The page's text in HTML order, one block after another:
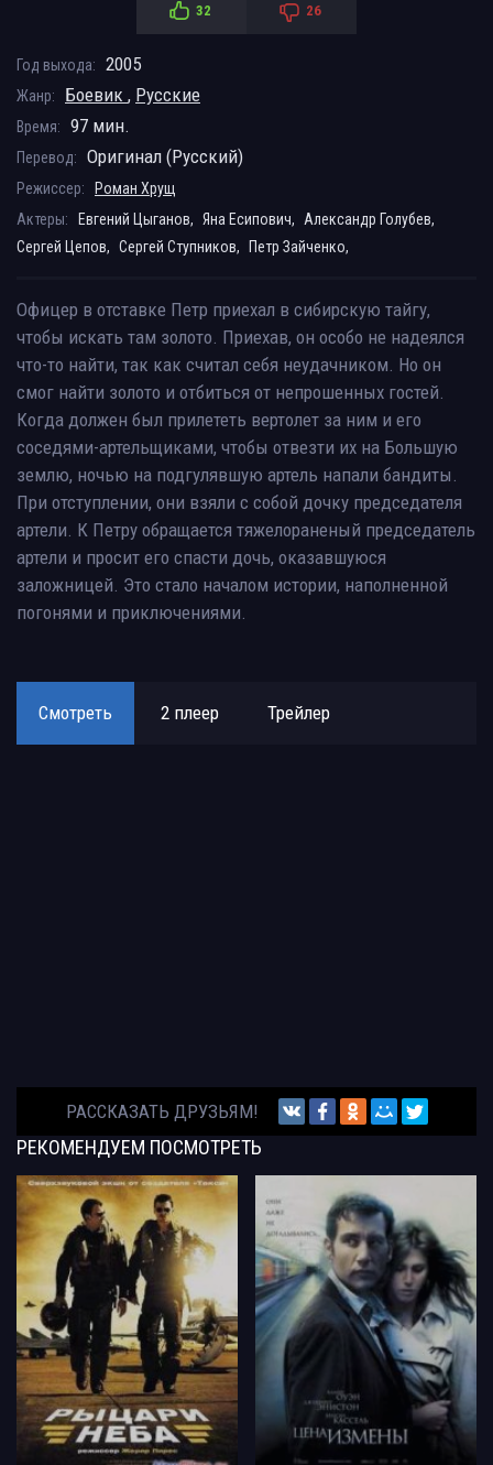
32 26
Год выхода: 2005
Жанр: Боевик , Русские
Время: 97 мин.
Перевод: Оригинал (Русский)
Режиссер:
Роман Хрущ
Актеры:
Евгений Цыганов, Яна Есипович,
Александр Голубев,
Сергей Цепов, Сергей Ступников, Петр Зайченко,
Офицер в отставке Петр приехал в сибирскую тайгу,
чтобы искать там золото. Приехав, он особо не надеялся
что-то найти, так как считал себя неудачником. Но он
смог найти золото и отбиться от непрошенных гостей.
Когда должен был прилететь вертолет за ним и его
соседями-артельщиками, чтобы отвезти их на Большую
землю, ночью на подгулявшую артель напали бандиты.
При отступлении, они взяли с собой дочку председателя
артели. К Петру обращается тяжелораненый председатель
артели и просит его спасти дочь, оказавшуюся
заложницей. Это стало началом истории, наполненной
погонями и приключениями.
Смотреть 2 плеер Трейлер
РАССКАЗАТЬ ДРУЗЬЯМ!
РЕКОМЕНДУЕМ ПОСМОТРЕТЬ